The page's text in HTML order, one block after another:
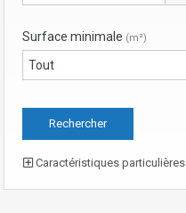
Surface minimale (m²)
Caractéristiques particulières